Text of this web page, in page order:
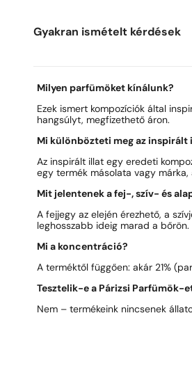
Gyakran ismételt kérdések
Milyen parfümöket kínálunk?
Ezek ismert kompozíciók által
hangsúlyt, megfizethető áron.
Mi különbözteti meg az
Az inspirált illat egy eredeti
egy termék másolata vagy
Mit jelentenek a fej-, szív- és
A fejjegy az elején érezhető, a
leghosszabb ideig marad a bőrön.
Mi a koncentráció?
A terméktől függően: akár 21%
Tesztelik-e a Párizsi Parfümök-
Nem – termékeink nincsenek